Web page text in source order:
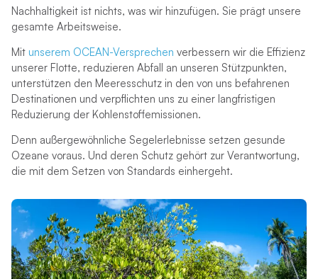
Nachhaltigkeit ist nichts, was wir hinzufügen. Sie prägt unsere
gesamte Arbeitsweise.
Mit unserem OCEAN-Versprechen verbessern wir die Effizienz
unserer Flotte, reduzieren Abfall an unseren Stützpunkten,
unterstützen den Meeresschutz in den von uns befahrenen
Destinationen und verpflichten uns zu einer langfristigen
Reduzierung der Kohlenstoffemissionen.
Denn außergewöhnliche Segelerlebnisse setzen gesunde
Ozeane voraus. Und deren Schutz gehört zur Verantwortung,
die mit dem Setzen von Standards einhergeht.